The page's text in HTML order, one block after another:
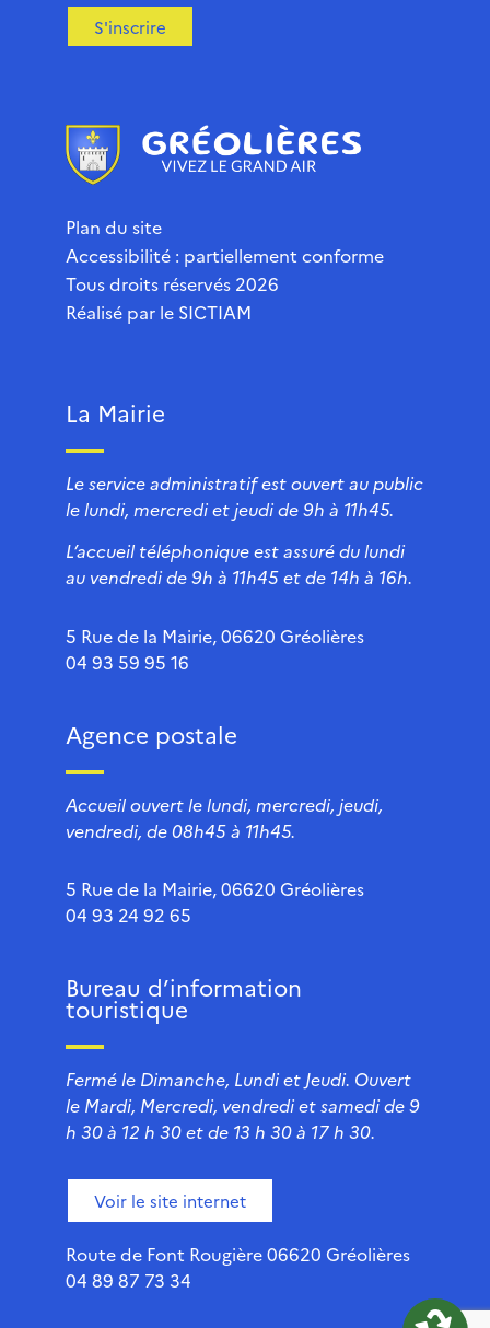
S'inscrire
Plan du site
Accessibilité : partiellement conforme
Tous droits réservés 2026
Réalisé par le SICTIAM
La Mairie
Le service administratif est ouvert au public
le lundi, mercredi et jeudi de 9h à 11h45.
L’accueil téléphonique est assuré du lundi
au vendredi de 9h à 11h45 et de 14h à 16h.
5 Rue de la Mairie, 06620 Gréolières
04 93 59 95 16
Agence postale
Accueil ouvert le lundi, mercredi, jeudi,
vendredi, de 08h45 à 11h45.
5 Rue de la Mairie, 06620 Gréolières
04 93 24 92 65
Bureau d’information
touristique
Fermé le Dimanche, Lundi et Jeudi. Ouvert
le Mardi, Mercredi, vendredi et samedi de 9
h 30 à 12 h 30 et de 13 h 30 à 17 h 30.
Voir le site internet
Route de Font Rougière 06620 Gréolières
04 89 87 73 34